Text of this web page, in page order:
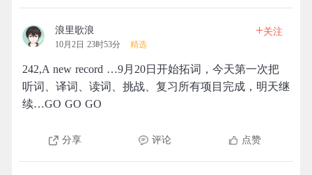
浪里歌浪
10月2日 23时53分 精选
+关注
242,A new record …9月20日开始拓词，今天第一次把
听词、译词、读词、挑战、复习所有项目完成，明天继
续…GO GO GO
分享 评论 点赞